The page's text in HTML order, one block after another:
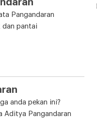
Pangandaran
dan pantai
anda pekan ini?
Aditya Pangandaran